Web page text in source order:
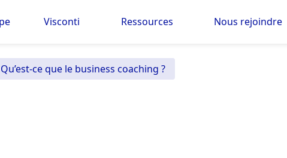
Visconti Ressources Nous rejoindre
Qu’est-ce que le business coaching ?